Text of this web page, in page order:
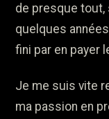
de presque
quelques
fini par en payer
Je me suis vite
ma passion en